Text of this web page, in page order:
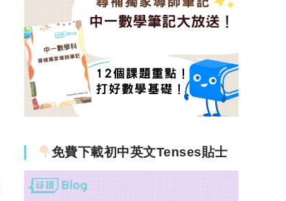
免費下載初中英文Tenses貼士